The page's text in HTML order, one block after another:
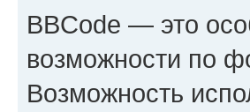
BBCode — это
возможности по
Возможность